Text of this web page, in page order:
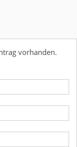
vorhanden.